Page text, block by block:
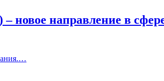
новое направление в